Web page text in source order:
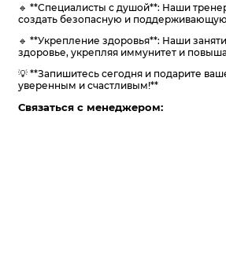
🔹 **Специалисты с душой**: Наши
создать безопасную и
🔹 **Укрепление здоровья**: Наши
здоровье, укрепляя иммунитет и
💡 **Запишитесь сегодня и подарите
уверенным и счастливым!**
Связаться с менеджером: